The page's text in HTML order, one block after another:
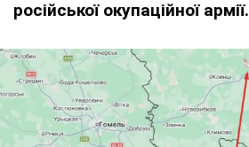
російської окупаційної армії.